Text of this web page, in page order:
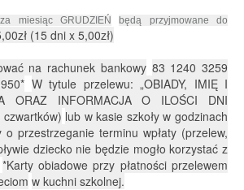
miesiąc GRUDZIEŃ
będą przyjmowane do
(15 dni x 5,00zł)
na rachunek bankowy 83 1240 3259
W tytule przelewu: „OBIADY, IMIĘ I
ORAZ INFORMACJA O ILOŚCI DNI
lub w kasie szkoły w godzinach
o przestrzeganie terminu wpłaty (przelew,
dziecko nie będzie mogło korzystać z
*Karty obiadowe przy płatności przelewem
w kuchni szkolnej.